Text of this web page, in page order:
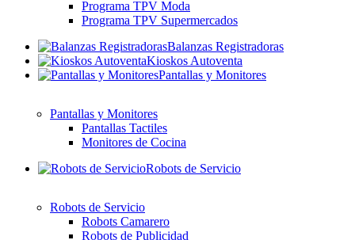
Programa TPV Moda
Programa TPV Supermercados
Balanzas Registradoras
Kioskos Autoventa
Pantallas y Monitores
Pantallas y Monitores
Pantallas Tactiles
Monitores de Cocina
Robots de Servicio
Robots de Servicio
Robots Camarero
Robots de Publicidad